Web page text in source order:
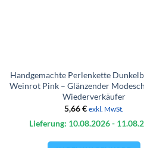
Handgemachte Perlenkette
Weinrot Pink – Glänzender
Wiederverkäufer
5,66€ exkl. MwSt.
Lieferung: 10.08.2026- 11.08.